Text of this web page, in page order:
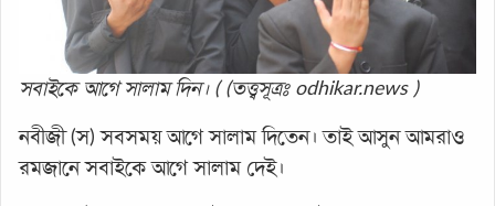
সবাইকে আগে সালাম দিন। ( (তত্ত্বসূত্রঃ odhikar.news )
নবীজী (স) সবসময় আগে সালাম দিতেন। তাই আসুন আমরাও
রমজানে সবাইকে আগে সালাম দেই।